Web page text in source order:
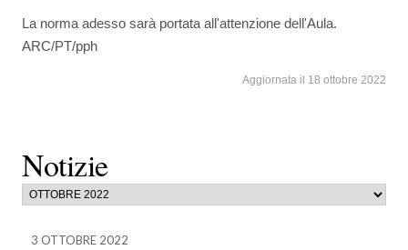
Notizie
3 OTTOBRE 2022
La norma adesso sarà portata all'attenzione dell'Aula.
ARC/PT/pph
Aggiornata il 18 ottobre 2022